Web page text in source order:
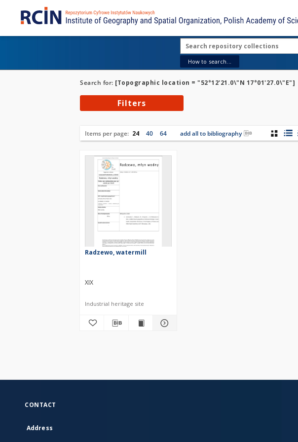
How to search...
Search for: [Topographic location = "52°12'21.0\"N 17°01'27.0\"E"]
Filters
Items per page: 24 40 64 add all to bibliography
Radzewo, watermill
XIX
Industrial heritage site
CONTACT
Address